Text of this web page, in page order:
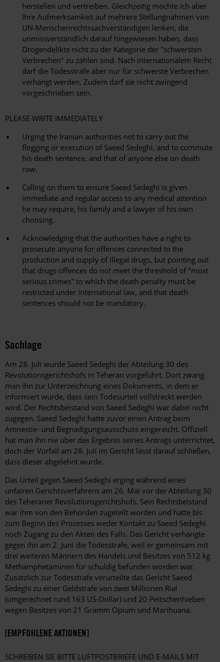
herstellen und vertreiben. Gleichzeitig möchte ich aber
Ihre Aufmerksamkeit auf mehrere Stellungnahmen von
UN-Menschenrechtssachverständigen lenken, die
unmissverständlich darauf hingewiesen haben, dass
Drogendelikte nicht zu der Kategorie der "schwersten
Verbrechen" zu zählen sind. Nach internationalem Recht
darf die Todesstrafe aber nur für schwerste Verbrechen
verhängt werden. Zudem darf sie nicht zwingend
vorgeschrieben sein.
PLEASE WRITE IMMEDIATELY
Urging the Iranian authorities not to carry out the
flogging or execution of Saeed Sedeghi, and to commute
his death sentence, and that of anyone else on death
row.
Calling on them to ensure Saeed Sedeghi is given
immediate and regular access to any medical attention
he may require, his family and a lawyer of his own
choosing.
Acknowledging that the authorities have a right to
prosecute anyone for offences connected to the
production and supply of illegal drugs, but pointing out
that drugs offences do not meet the threshold of "most
serious crimes" to which the death penalty must be
restricted under international law, and that death
sentences should not be mandatory.
Sachlage
Am 28. Juli wurde Saeed Sedeghi der Abteilung 30 des
Revolutionsgerichtshofs in Teheran vorgeführt. Dort zwang
man ihn zur Unterzeichnung eines Dokuments, in dem er
informiert wurde, dass sein Todesurteil vollstreckt werden
wird. Der Rechtsbeistand von Saeed Sedeghi war dabei nicht
zugegen. Saeed Sedeghi hatte zuvor einen Antrag beim
Amnestie- und Begnadigungsausschuss eingereicht. Offiziell
hat man ihn nie über das Ergebnis seines Antrags unterrichtet,
doch der Vorfall am 28. Juli im Gericht lässt darauf schließen,
dass dieser abgelehnt wurde.
Das Urteil gegen Saeed Sedeghi erging während eines
unfairen Gerichtsverfahrens am 26. Mai vor der Abteilung 30
des Teheraner Revolutionsgerichtshofs. Sein Rechtsbeistand
war ihm von den Behörden zugeteilt worden und hatte bis
zum Beginn des Prozesses weder Kontakt zu Saeed Sedeghi
noch Zugang zu den Akten des Falls. Das Gericht verhängte
gegen ihn am 2. Juni die Todesstrafe, weil er gemeinsam mit
drei weiteren Männern des Handels und Besitzes von 512 kg
Methamphetaminen für schuldig befunden worden war.
Zusätzlich zur Todesstrafe verurteilte das Gericht Saeed
Sedeghi zu einer Geldstrafe von zwei Millionen Rial
(umgerechnet rund 163 US-Dollar) und 20 Peitschenhieben
wegen Besitzes von 21 Gramm Opium und Marihuana.
[EMPFOHLENE AKTIONEN]
SCHREIBEN SIE BITTE LUFTPOSTBRIEFE UND E-MAILS MIT